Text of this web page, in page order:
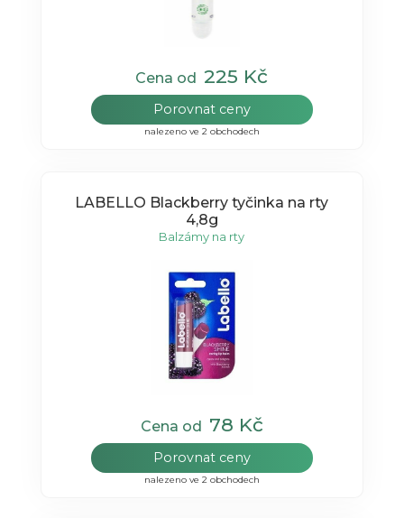
Cena od225 Kč
Porovnat ceny
nalezeno ve 2 obchodech
LABELLO Blackberry tyčinka na rty
4,8g
Balzámy na rty
Cena od 78 Kč
Porovnat ceny
nalezeno ve 2 obchodech